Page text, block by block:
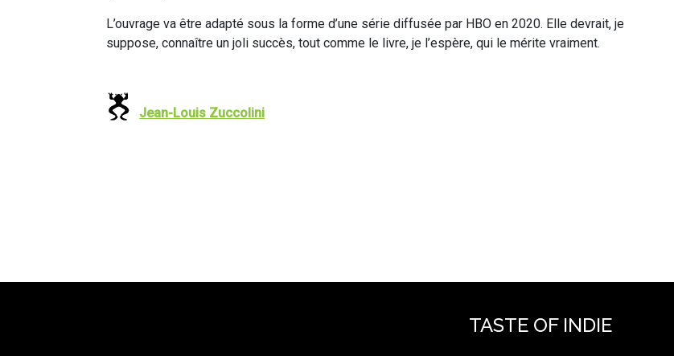
L’ouvrage va être adapté sous la forme d’une série diffusée par HBO en 2020. Elle devrait, je
suppose, connaître un joli succès, tout comme le livre, je l’espère, qui le mérite vraiment.
Jean-Louis Zuccolini
TASTE OF INDIE